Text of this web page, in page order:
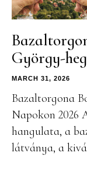
György-
MARCH 31, 2026
Bazaltorgona
Napokon 2026
hangulata, a
látványa, a